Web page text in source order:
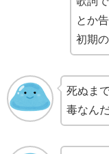
とか
初期
死ぬま
毒なん